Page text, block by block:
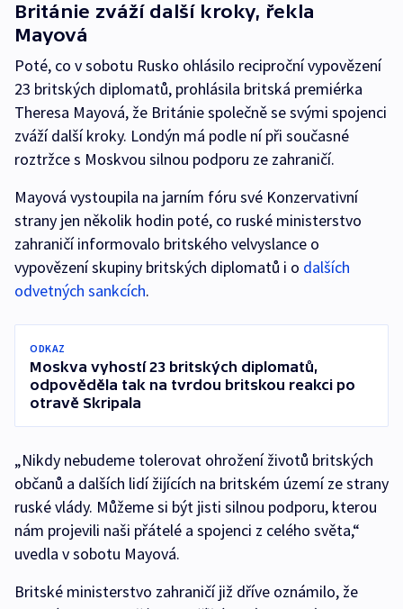
Británie zváží další kroky, řekla
Mayová
Poté, co v sobotu Rusko ohlásilo reciproční vypovězení
23 britských diplomatů, prohlásila britská premiérka
Theresa Mayová, že Británie společně se svými spojenci
zváží další kroky. Londýn má podle ní při současné
roztržce s Moskvou silnou podporu ze zahraničí.
Mayová vystoupila na jarním fóru své Konzervativní
strany jen několik hodin poté, co ruské ministerstvo
zahraničí informovalo britského velvyslance o
vypovězení skupiny britských diplomatů i o dalších
odvetných sankcích.
ODKAZ
Moskva vyhostí 23 britských diplomatů,
odpověděla tak na tvrdou britskou reakci po
otravě Skripala
„Nikdy nebudeme tolerovat ohrožení životů britských
občanů a dalších lidí žijících na britském území ze strany
ruské vlády. Můžeme si být jisti silnou podporu, kterou
nám projevili naši přátelé a spojenci z celého světa,“
uvedla v sobotu Mayová.
Britské ministerstvo zahraničí již dříve oznámilo, že